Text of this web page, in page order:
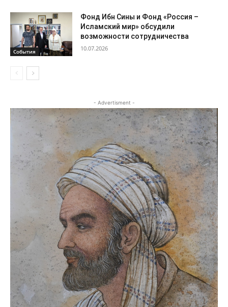
События
Фонд Ибн Сины и Фонд «Россия –
Исламский мир» обсудили
возможности сотрудничества
10.07.2026
- Advertisment -